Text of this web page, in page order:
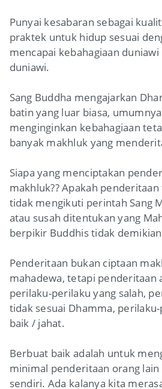
Punyai kesabaran sebagai
praktek untuk hidup sesuai
mencapai kebahagiaan
duniawi.
Sang Buddha mengajarkan
batin yang luar biasa,
menginginkan kebahagiaan
banyak makhluk yang
Siapa yang menciptakan
makhluk?? Apakah
tidak mengikuti perintah Sang
atau susah ditentukan yang
berpikir Buddhis tidak
Penderitaan bukan ciptaan
mahadewa, tetapi penderitaan
perilaku-perilaku yang salah,
tidak sesuai Dhamma,
baik / jahat.
Berbuat baik adalah untuk
minimal penderitaan orang
sendiri. Ada kalanya kita